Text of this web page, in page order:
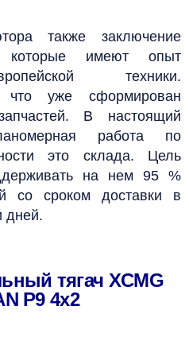
также заключение
имеют опыт
техники.
уже сформирован
В настоящий
работа по
это склада. Цель
на нем 95 %
со сроком доставки в
дней.
тягач XCMG
P9 4x2